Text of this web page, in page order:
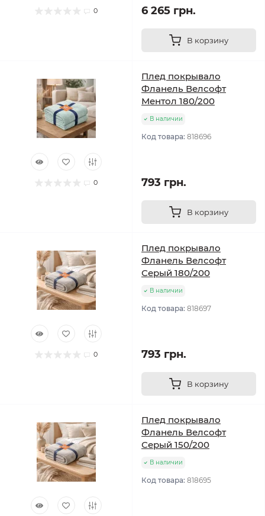
0 6 265 грн.
В корзину
0
Плед покрывало
Фланель Велсофт
Ментол 180/200
В наличии
Код товара: 818696
793 грн.
В корзину
0
Плед покрывало
Фланель Велсофт
Серый 180/200
В наличии
Код товара: 818697
793 грн.
В корзину
Плед покрывало
Фланель Велсофт
Серый 150/200
В наличии
Код товара: 818695